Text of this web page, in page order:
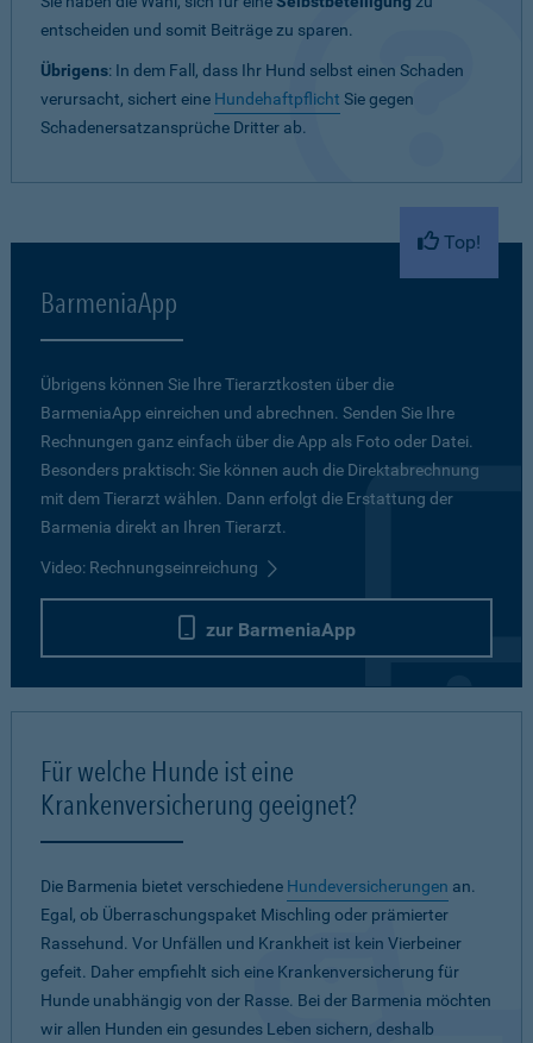
entscheiden und somit Beiträge zu sparen.
Übrigens: In dem Fall, dass Ihr Hund selbst einen Schaden
verursacht, sichert eine Hundehaftpflicht Sie gegen
Schadenersatzansprüche Dritter ab.
Top!
BarmeniaApp
Übrigens können Sie Ihre Tierarztkosten über die
BarmeniaApp einreichen und abrechnen. Senden Sie Ihre
Rechnungen ganz einfach über die App als Foto oder Datei.
Besonders praktisch: Sie können auch die Direktabrechnung
mit dem Tierarzt wählen. Dann erfolgt die Erstattung der
Barmenia direkt an Ihren Tierarzt.
Video: Rechnungseinreichung
zur BarmeniaApp
Für welche Hunde ist eine
Krankenversicherung geeignet?
Die Barmenia bietet verschiedene Hundeversicherungen an.
Egal, ob Überraschungspaket Mischling oder prämierter
Rassehund. Vor Unfällen und Krankheit ist kein Vierbeiner
gefeit. Daher empfiehlt sich eine Krankenversicherung für
Hunde unabhängig von der Rasse. Bei der Barmenia möchten
wir allen Hunden ein gesundes Leben sichern, deshalb